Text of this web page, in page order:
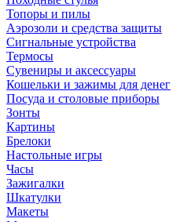
Топоры и пилы
Аэрозоли и средства защиты
Сигнальные устройства
Термосы
Сувениры и аксессуары
Кошельки и зажимы для денег
Посуда и столовые приборы
Зонты
Картины
Брелоки
Настольные игры
Часы
Зажигалки
Шкатулки
Макеты